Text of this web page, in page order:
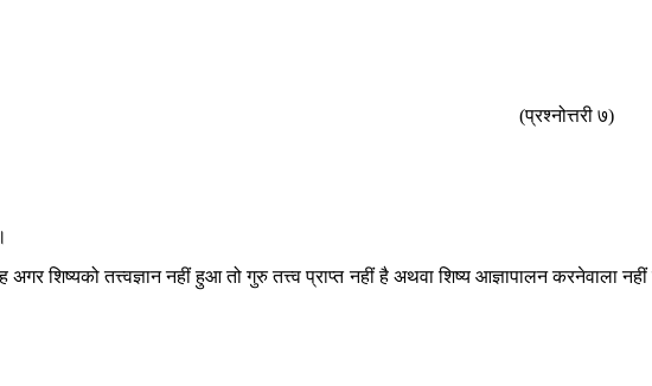
(प्रश्नोत्तरी ७)
शिष्यको तत्त्वज्ञान नहीं हुआ तो गुरु तत्त्व प्राप्त नहीं है अथवा शिष्य आज्ञापालन करनेवाला नहीं